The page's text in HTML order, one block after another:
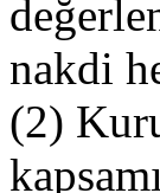
nakdi
(2)